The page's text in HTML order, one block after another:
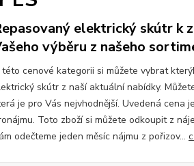
elektrický skútr k
výběru z našeho
cenové kategorii si můžete vybrat
skútr z naší aktuální nabídky.
je pro Vás nejvhodnější. Uvedená cena
Toto zboží si můžete odkoupit z
odečteme jeden měsíc nájmu z pořizov...